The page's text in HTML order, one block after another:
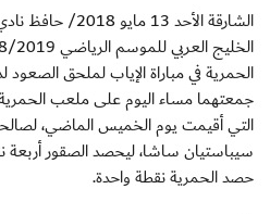
الشارقة الأحد 13
الحمرية في مباراة الإياب لملحق الصعود
جمعتهما مساء اليوم على ملعب
التي أقيمت يوم الخميس الماضي،
سيباستيان ساشا، ليحصد الصقور أربعة
حصد الحمرية نقطة واحدة.